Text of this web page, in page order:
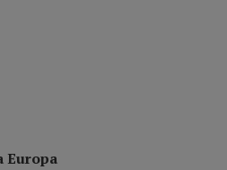
Europa